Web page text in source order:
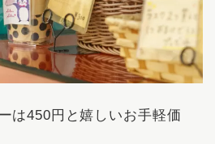
は450円と嬉しいお手軽価